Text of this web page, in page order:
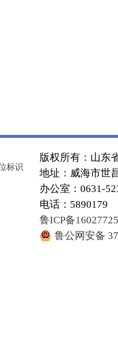
版权所有：山东
地址：威海市世
办公室：0631-
电话：5890179
鲁ICP备
鲁公网安备